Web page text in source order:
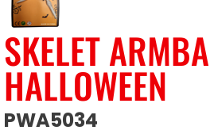
SKELET
HALLOWEEN
PWA5034